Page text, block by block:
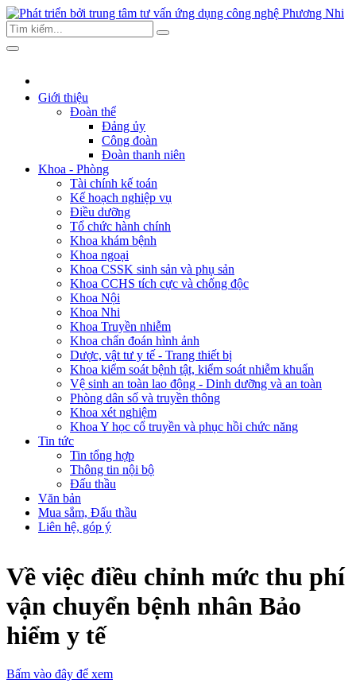
Giới thiệu
Đoàn thể
Đảng ủy
Công đoàn
Đoàn thanh niên
Khoa - Phòng
Tài chính kế toán
Kế hoạch nghiệp vụ
Điều dưỡng
Tổ chức hành chính
Khoa khám bệnh
Khoa ngoại
Khoa CSSK sinh sản và phụ sản
Khoa CCHS tích cực và chống độc
Khoa Nội
Khoa Nhi
Khoa Truyền nhiễm
Khoa chẩn đoán hình ảnh
Dược, vật tư y tế - Trang thiết bị
Khoa kiểm soát bệnh tật, kiểm soát nhiễm khuẩn
Vệ sinh an toàn lao động - Dinh dưỡng và an toàn
Phòng dân số và truyền thông
Khoa xét nghiệm
Khoa Y học cổ truyền và phục hồi chức năng
Tin tức
Tin tổng hợp
Thông tin nội bộ
Đấu thầu
Văn bản
Mua sắm, Đấu thầu
Liên hệ, góp ý
Về việc điều chỉnh mức thu phí
vận chuyển bệnh nhân Bảo
hiểm y tế
Bấm vào đây để xem